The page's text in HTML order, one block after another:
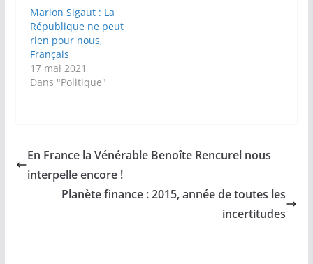
Marion Sigaut : La
République ne peut
rien pour nous,
Français
17 mai 2021
Dans "Politique"
En France la Vénérable Benoîte Rencurel nous
interpelle encore !
Planète finance : 2015, année de toutes les
incertitudes